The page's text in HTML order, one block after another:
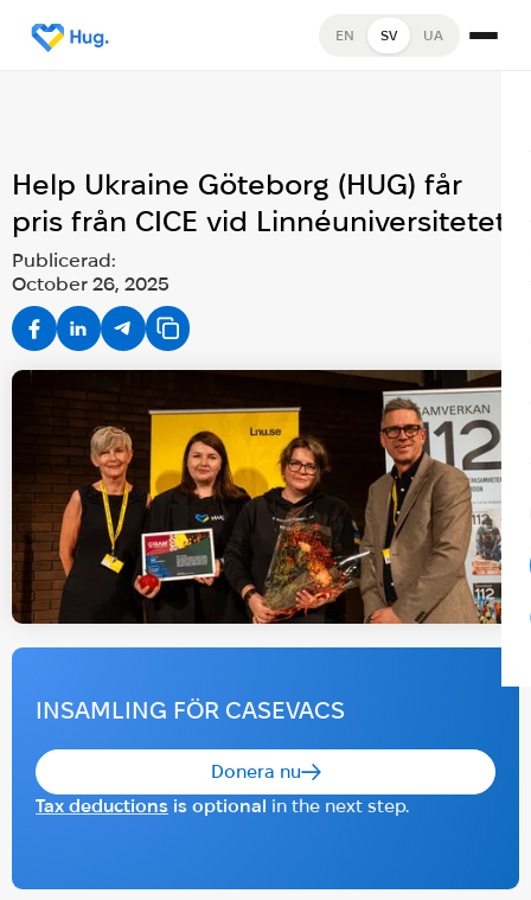
EN SV UA
Help Ukraine Göteborg (HUG) får
pris från CICE vid Linnéuniversitetet
Publicerad:
October 26, 2025
INSAMLING FÖR CASEVACS
Donera nu
Tax deductions is optional in the next step.